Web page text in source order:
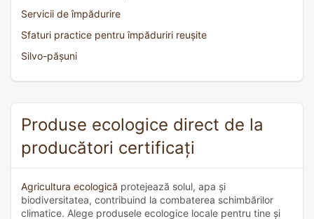
Servicii de împădurire
Sfaturi practice pentru împăduriri reușite
Silvo-pășuni
Produse ecologice direct de la
producători certificați
Agricultura ecologică protejează solul, apa și
biodiversitatea, contribuind la combaterea schimbărilor
climatice. Alege produsele ecologice locale pentru tine și